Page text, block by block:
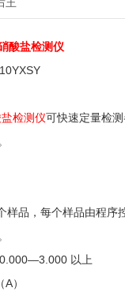
酸盐检测仪
检测仪可快速定量检
样品，每个样品由程序
以上
）